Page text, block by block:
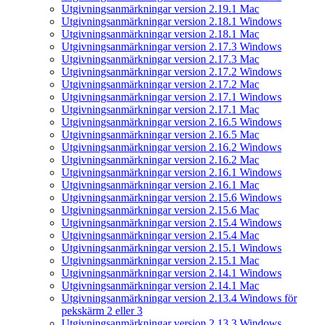
Utgivningsanmärkningar version 2.19.1 Mac
Utgivningsanmärkningar version 2.18.1 Windows
Utgivningsanmärkningar version 2.18.1 Mac
Utgivningsanmärkningar version 2.17.3 Windows
Utgivningsanmärkningar version 2.17.3 Mac
Utgivningsanmärkningar version 2.17.2 Windows
Utgivningsanmärkningar version 2.17.2 Mac
Utgivningsanmärkningar version 2.17.1 Windows
Utgivningsanmärkningar version 2.17.1 Mac
Utgivningsanmärkningar version 2.16.5 Windows
Utgivningsanmärkningar version 2.16.5 Mac
Utgivningsanmärkningar version 2.16.2 Windows
Utgivningsanmärkningar version 2.16.2 Mac
Utgivningsanmärkningar version 2.16.1 Windows
Utgivningsanmärkningar version 2.16.1 Mac
Utgivningsanmärkningar version 2.15.6 Windows
Utgivningsanmärkningar version 2.15.6 Mac
Utgivningsanmärkningar version 2.15.4 Windows
Utgivningsanmärkningar version 2.15.4 Mac
Utgivningsanmärkningar version 2.15.1 Windows
Utgivningsanmärkningar version 2.15.1 Mac
Utgivningsanmärkningar version 2.14.1 Windows
Utgivningsanmärkningar version 2.14.1 Mac
Utgivningsanmärkningar version 2.13.4 Windows för
pekskärm 2 eller 3